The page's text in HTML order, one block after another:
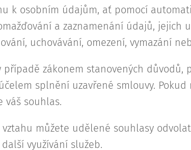
k osobním údajům, ať pomocí
a zaznamenání údajů, jejich
uchovávání, omezení, vymazání
případě zákonem stanovených důvodů,
splnění uzavřené smlouvy.
váš souhlas.
můžete udělené souhlasy
využívání služeb.